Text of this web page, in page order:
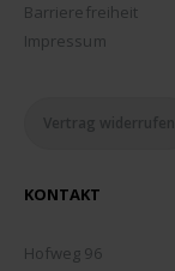
Barrierefreiheit
Impressum
Vertrag widerrufen
KONTAKT
Hofweg 96